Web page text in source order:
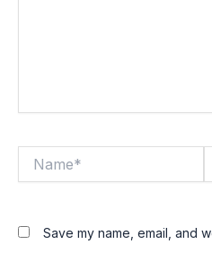
Save my name, email, and